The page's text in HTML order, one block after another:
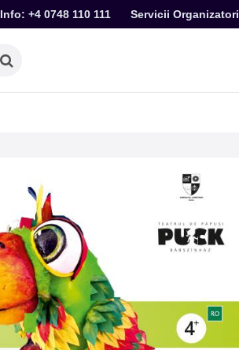
Info: +4 0748 110 111 Servicii Organizatori